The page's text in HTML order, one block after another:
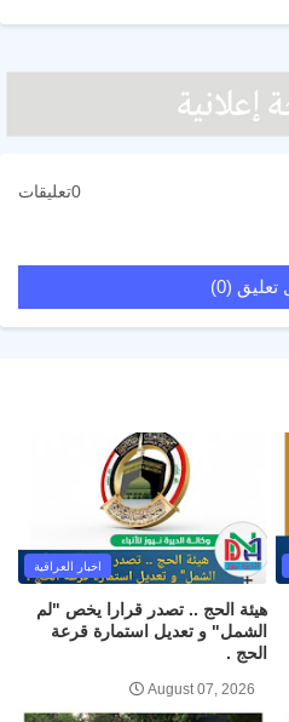
0تعليقات
(0)
اخبار العراقية
هيئة الحج .. تصدر قرارا يخص "لم
الشمل" و تعديل استمارة قرعة
الحج .
August 07, 2026